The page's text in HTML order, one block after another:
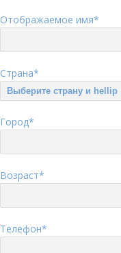
Отображаемое имя*
Страна*
Город*
Возраст*
Телефон*